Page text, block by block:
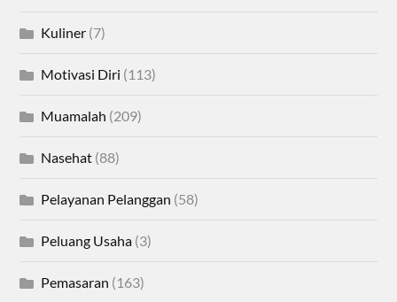
Kuliner (7)
Motivasi Diri (113)
Muamalah (209)
Nasehat (88)
Pelayanan Pelanggan (58)
Peluang Usaha (3)
Pemasaran (163)